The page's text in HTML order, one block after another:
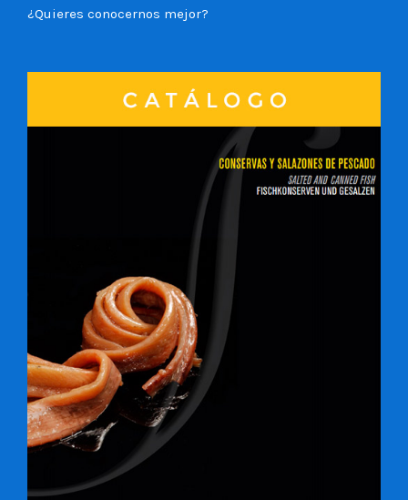
¿Quieres conocernos mejor?